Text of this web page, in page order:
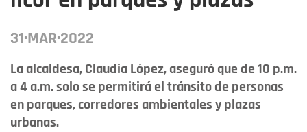
31·MAR·2022
La alcaldesa, Claudia López, aseguró que de 10 p.m.
a 4 a.m. solo se permitirá el tránsito de personas
en parques, corredores ambientales y plazas
urbanas.